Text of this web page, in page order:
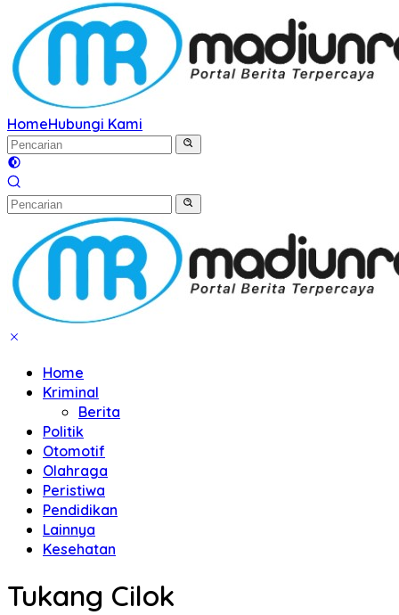
HomeHubungi Kami
Home
Kriminal
Berita
Politik
Otomotif
Olahraga
Peristiwa
Pendidikan
Lainnya
Kesehatan
Tukang Cilok